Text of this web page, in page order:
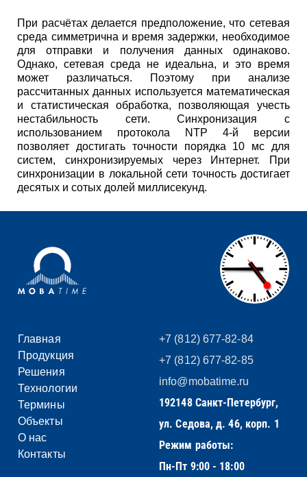
При расчётах делается предположение, что сетевая
среда симметрична и время задержки, необходимое
для отправки и получения данных одинаково.
Однако, сетевая среда не идеальна, и это время
может различаться. Поэтому при анализе
рассчитанных данных используется математическая
и статистическая обработка, позволяющая учесть
нестабильность сети. Синхронизация с
использованием протокола NTP 4-й версии
позволяет достигать точности порядка 10 мс для
систем, синхронизируемых через Интернет. При
синхронизации в локальной сети точность достигает
десятых и сотых долей миллисекунд.
Главная
Продукция
Решения
Технологии
Термины
Объекты
О нас
Контакты
+7 (812) 677-82-84
+7 (812) 677-82-85
info@mobatime.ru
192148 Санкт-Петербург,
ул. Седова, д. 46, корп. 1
Режим работы:
Пн-Пт 9:00 - 18:00